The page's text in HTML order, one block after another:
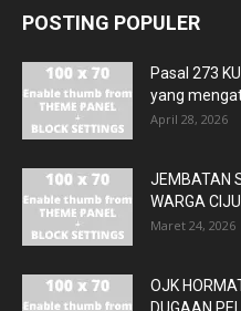
POSTING POPULER
Pasal 273
yang
April 28, 2026
JEMBATAN
WARGA
Maret 24, 2026
OJK
DUGAAN